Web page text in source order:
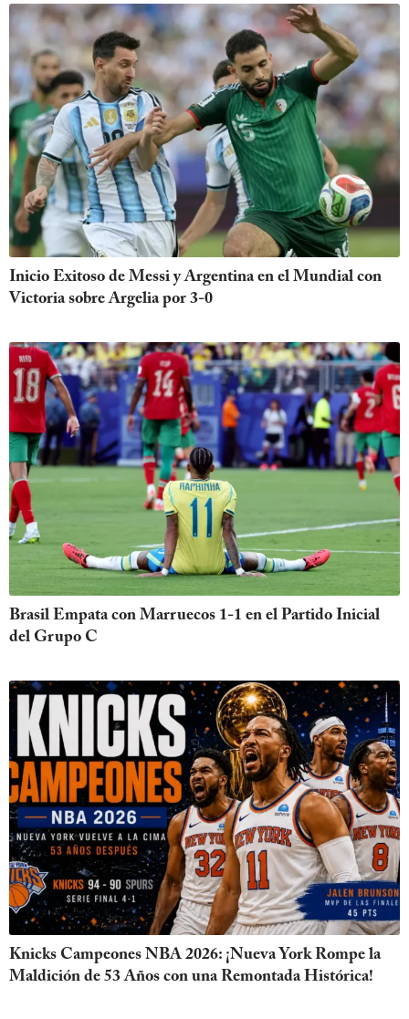
Inicio Exitoso de Messi y Argentina en el Mundial con
Victoria sobre Argelia por 3-0
Brasil Empata con Marruecos 1-1 en el Partido Inicial
del Grupo C
Knicks Campeones NBA 2026: ¡Nueva York Rompe la
Maldición de 53 Años con una Remontada Histórica!